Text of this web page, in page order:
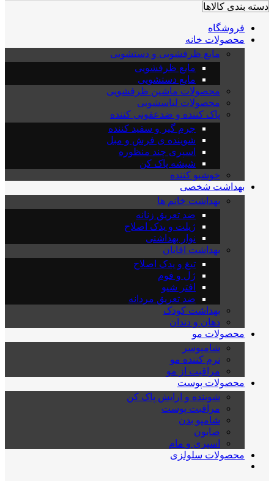
دسته بندی کالاها
فروشگاه
محصولات خانه
مایع ظرفشویی و دستشویی
مایع ظرفشویی
مایع دستشویی
محصولات ماشین ظرفشویی
محصولات لباسشویی
پاک کننده و ضدعفونی کننده
جرم گیر و سفید کننده
شوینده ی فرش و مبل
اسپری چند منظوره
شیشه پاک کن
خوشبو کننده
بهداشت شخصی
بهداشت خانم ها
ضد تعریق زنانه
ژیلت و یدک اصلاح
نوار بهداشتی
بهداشت اقایان
تیغ و یدک اصلاح
ژل و فوم
افتر شیو
ضد تعریق مردانه
بهداشت کودک
دهان و دندان
محصولات مو
شامپوسر
نرم کننده مو
مراقبت از مو
محصولات پوست
شوینده و ارایش پاک کن
مراقبت پوست
شامپو بدن
صابون
اسپری و مام
محصولات سلولزی